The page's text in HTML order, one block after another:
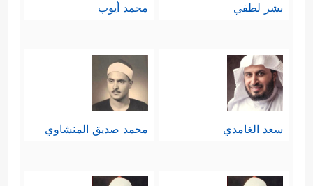
بشر لطفي محمد أيوب
سعد الغامدي محمد صديق المنشاوي